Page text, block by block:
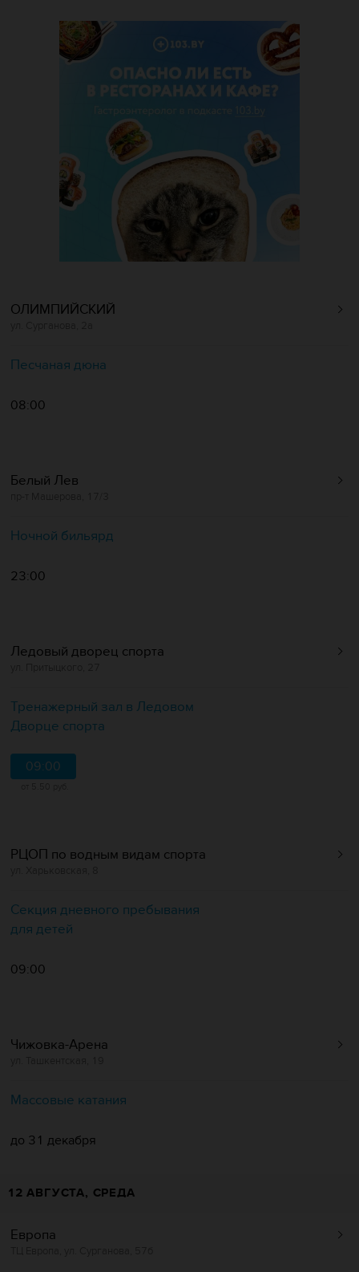
ОЛИМПИЙСКИЙ
Песчаная дюна
08:00
Белый Лев
Ночной бильярд
23:00
Ледовый дворец спорта
Тренажерный зал в Ледовом
Дворце спорта
09:00
РЦОП по водным видам спорта
Секция дневного пребывания
для детей
09:00
Чижовка-Арена
Массовые катания
до 31 декабря
12 АВГУСТА, СРЕДА
Европа